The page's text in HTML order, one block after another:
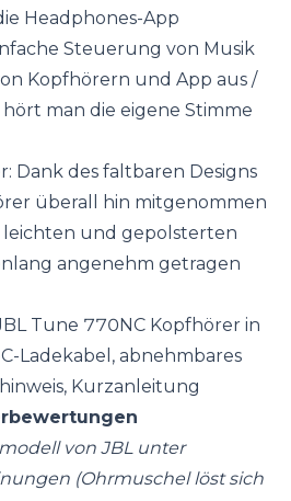
Headphones-App
Steuerung von Musik
Kopfhörern und App aus /
man die eigene Stimme
Dank des faltbaren Designs
überall hin mitgenommen
und gepolsterten
angenehm getragen
Tune 770NC Kopfhörer in
Ladekabel, abnehmbares
Kurzanleitung
von JBL unter
(Ohrmuschel löst sich